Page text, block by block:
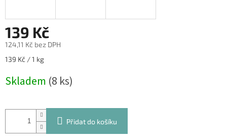
139 Kč
124,11 Kč bez DPH
Měrná
139 Kč / 1 kg
Skladem (8 ks)
Přidat do košíku